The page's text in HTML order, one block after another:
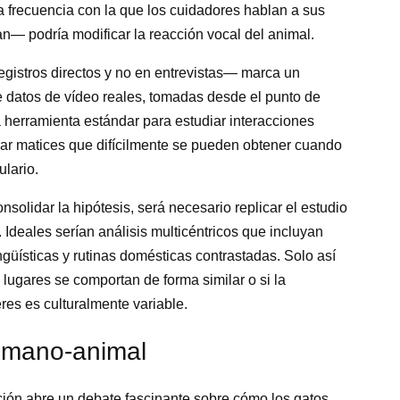
con la que los cuidadores hablan a sus
podría modificar la reacción vocal del animal.
directos y no en entrevistas— marca un
de vídeo reales, tomadas desde el punto de
estándar para estudiar interacciones
matices que difícilmente se pueden obtener cuando
la hipótesis, será necesario replicar el estudio
serían análisis multicéntricos que incluyan
y rutinas domésticas contrastadas. Solo así
se comportan de forma similar o si la
es culturalmente variable.
animal